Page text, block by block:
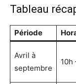
Tableau
Période
Avril à
septembre
10h